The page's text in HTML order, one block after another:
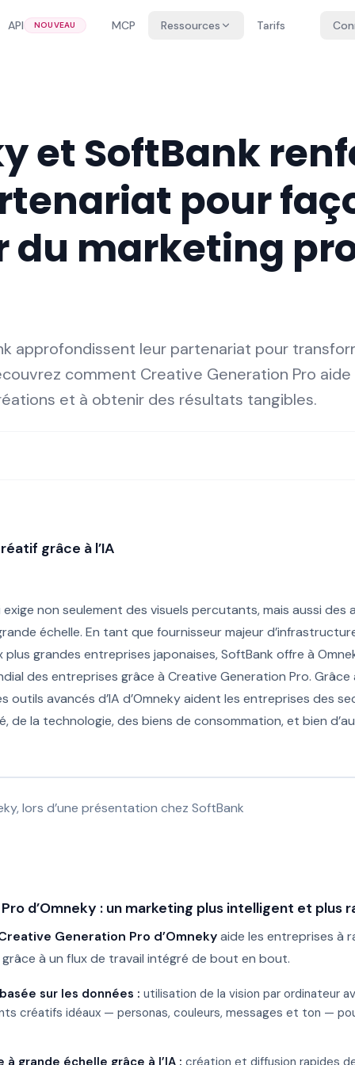
API NOUVEAU MCP Ressources Tarifs
et SoftBank
pour
du marketing
approfondissent leur partenariat pour
comment Creative Generation Pro
et à obtenir des résultats tangibles.
grâce à l’IA
exige non seulement des visuels percutants, mais aussi
échelle. En tant que fournisseur majeur
grandes entreprises japonaises, SoftBank offre à
des entreprises grâce à Creative Generation Pro.
outils avancés d’IA d’Omneky aident les entreprises des
de la technologie, des biens de consommation, et bien
lors d’une présentation chez SoftBank
d’Omneky : un marketing plus intelligent et plus
Generation Pro d’Omnekyaide les entreprises à
à un flux de travail intégré de bout en bout.
sur les données : utilisation de la vision par ordinateur
créatifs idéaux — personas, couleurs, messages et ton —
grande échelle grâce à l’IA : création et diffusion rapides